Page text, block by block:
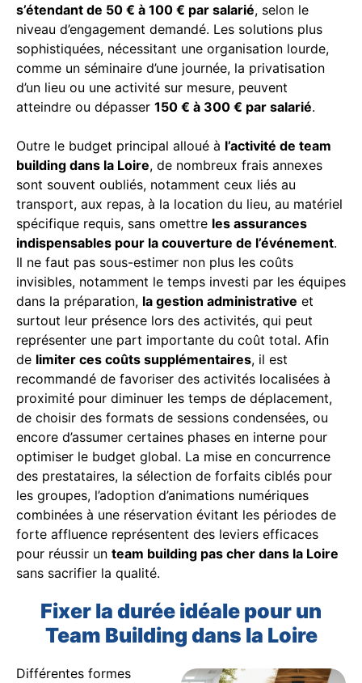
s’étendant de 50 € à 100 € par salarié, selon le
niveau d’engagement demandé. Les solutions plus
sophistiquées, nécessitant une organisation lourde,
comme un séminaire d’une journée, la privatisation
d’un lieu ou une activité sur mesure, peuvent
atteindre ou dépasser 150 € à 300 € par salarié.
Outre le budget principal alloué à l’activité de team
building dans la Loire, de nombreux frais annexes
sont souvent oubliés, notamment ceux liés au
transport, aux repas, à la location du lieu, au matériel
spécifique requis, sans omettre les assurances
indispensables pour la couverture de l’événement.
Il ne faut pas sous-estimer non plus les coûts
invisibles, notamment le temps investi par les équipes
dans la préparation, la gestion administrative et
surtout leur présence lors des activités, qui peut
représenter une part importante du coût total. Afin
de limiter ces coûts supplémentaires, il est
recommandé de favoriser des activités localisées à
proximité pour diminuer les temps de déplacement,
de choisir des formats de sessions condensées, ou
encore d’assumer certaines phases en interne pour
optimiser le budget global. La mise en concurrence
des prestataires, la sélection de forfaits ciblés pour
les groupes, l’adoption d’animations numériques
combinées à une réservation évitant les périodes de
forte affluence représentent des leviers efficaces
pour réussir un team building pas cher dans la Loire
sans sacrifier la qualité.
Fixer la durée idéale pour un
Team Building dans la Loire
Différentes formes